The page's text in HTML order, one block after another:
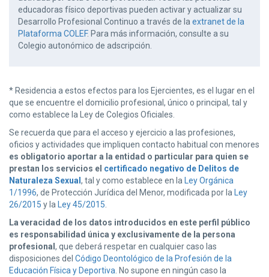
educadoras físico deportivas pueden activar y actualizar su
Desarrollo Profesional Continuo a través de la extranet de la
Plataforma COLEF. Para más información, consulte a su
Colegio autonómico de adscripción.
* Residencia a estos efectos para los Ejercientes, es el lugar en el
que se encuentre el domicilio profesional, único o principal, tal y
como establece la Ley de Colegios Oficiales.
Se recuerda que para el acceso y ejercicio a las profesiones,
oficios y actividades que impliquen contacto habitual con menores
es obligatorio aportar a la entidad o particular para quien se
prestan los servicios el certificado negativo de Delitos de
Naturaleza Sexual , tal y como establece en la
Ley Orgánica
1/1996, de Protección Jurídica del Menor, modificada por la
Ley
26/2015 y la Ley 45/2015
La veracidad de los datos introducidos en este perfil público
es responsabilidad única y exclusivamente de la persona
profesional , que deberá respetar en cualquier caso las
disposiciones del Código Deontológico de la Profesión de la
Educación Física y Deportiva . No supone en ningún caso la